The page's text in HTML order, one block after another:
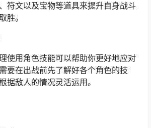
符文以及宝物等道具来提升自身战斗
胜。
使用角色技能可以帮助你更好地应对
要在出战前先了解好各个角色的技
据敌人的情况灵活运用。